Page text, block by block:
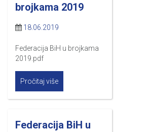
brojkama 2019
18.06.2019
Federacija BiH u brojkama
2019.pdf
Pročitaj više
Federacija BiH u